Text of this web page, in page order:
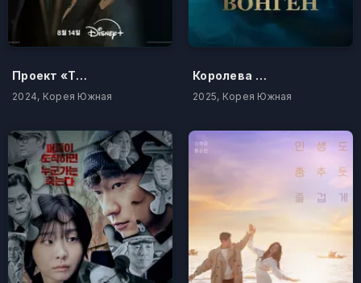
Проект «Тиран»
2024, Корея Южная
Королева Вонгён
2025, Корея Южная